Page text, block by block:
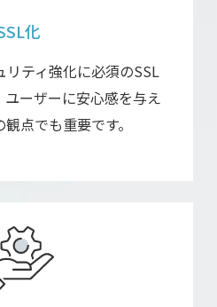
化
ティ強化に必須のSSL
ーザーに安心感を与え
点でも重要です。